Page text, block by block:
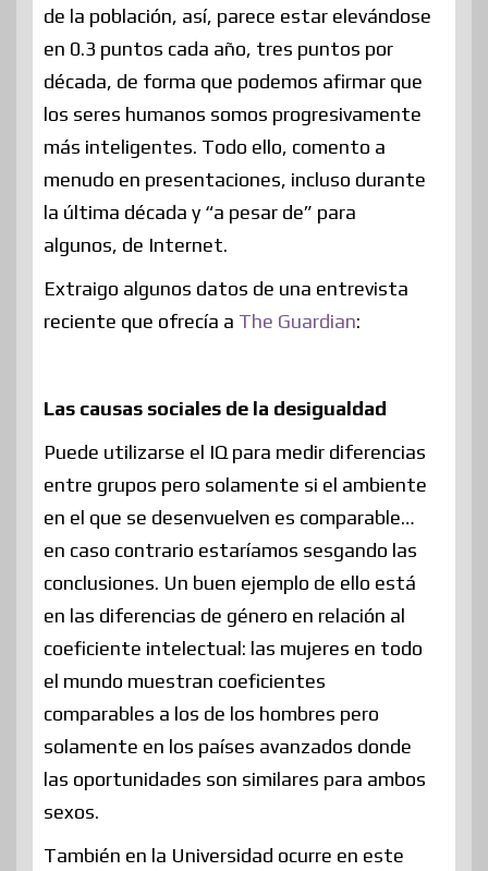
de la población, así, parece estar elevándose
en 0.3 puntos cada año, tres puntos por
década, de forma que podemos afirmar que
los seres humanos somos progresivamente
más inteligentes. Todo ello, comento a
menudo en presentaciones, incluso durante
la última década y “a pesar de” para
algunos, de Internet.
Extraigo algunos datos de una entrevista
reciente que ofrecía a The Guardian:
Las causas sociales de la desigualdad
Puede utilizarse el IQ para medir diferencias
entre grupos pero solamente si el ambiente
en el que se desenvuelven es comparable…
en caso contrario estaríamos sesgando las
conclusiones. Un buen ejemplo de ello está
en las diferencias de género en relación al
coeficiente intelectual: las mujeres en todo
el mundo muestran coeficientes
comparables a los de los hombres pero
solamente en los países avanzados donde
las oportunidades son similares para ambos
sexos.
También en la Universidad ocurre en este